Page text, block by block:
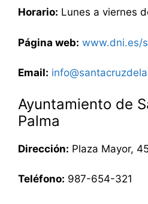
Horario: Lunes a viernes
Página web: www.dni.es/
Email:
Ayuntamiento de
Palma
Dirección: Plaza Mayor,
Teléfono: 987-654-321